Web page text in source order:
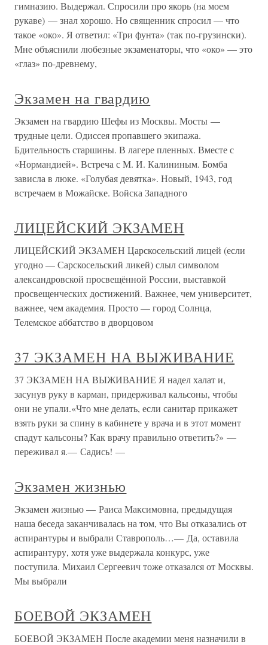
гимназию. Выдержал. Спросили про якорь (на моем
рукаве) — знал хорошо. Но священник спросил — что
такое «око». Я ответил: «Три фунта» (так по-грузински).
Мне объяснили любезные экзаменаторы, что «око» — это
«глаз» по-древнему,
Экзамен на гвардию
Экзамен на гвардию Шефы из Москвы. Мосты —
трудные цели. Одиссея пропавшего экипажа.
Бдительность старшины. В лагере пленных. Вместе с
«Нормандией». Встреча с М. И. Калининым. Бомба
зависла в люке. «Голубая девятка». Новый, 1943, год
встречаем в Можайске. Войска Западного
ЛИЦЕЙСКИЙ ЭКЗАМЕН
ЛИЦЕЙСКИЙ ЭКЗАМЕН Царскосельский лицей (если
угодно — Сарскосельский ликей) слыл символом
александровской просвещённой России, выставкой
просвещенческих достижений. Важнее, чем университет,
важнее, чем академия. Просто — город Солнца,
Телемское аббатство в дворцовом
37 ЭКЗАМЕН НА ВЫЖИВАНИЕ
37 ЭКЗАМЕН НА ВЫЖИВАНИЕ Я надел халат и,
засунув руку в карман, придерживал кальсоны, чтобы
они не упали.«Что мне делать, если санитар прикажет
взять руки за спину в кабинете у врача и в этот момент
спадут кальсоны? Как врачу правильно ответить?» —
переживал я.— Садись! —
Экзамен жизнью
Экзамен жизнью — Раиса Максимовна, предыдущая
наша беседа заканчивалась на том, что Вы отказались от
аспирантуры и выбрали Ставрополь…— Да, оставила
аспирантуру, хотя уже выдержала конкурс, уже
поступила. Михаил Сергеевич тоже отказался от Москвы.
Мы выбрали
БОЕВОЙ ЭКЗАМЕН
БОЕВОЙ ЭКЗАМЕН После академии меня назначили в